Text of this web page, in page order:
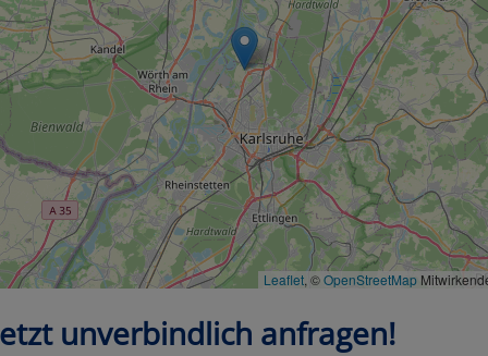
Leaflet, ©OpenStreetMap
unverbindlich anfragen!